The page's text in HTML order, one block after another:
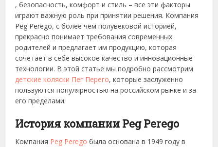
, безопасность, комфорт и стиль – все эти факторы
играют важную роль при принятии решения. Компания
Peg Perego, с более чем полувековой историей,
прекрасно понимает требования современных
родителей и предлагает им продукцию, которая
сочетает в себе высокое качество и инновационные
технологии. В этой статье мы подробно рассмотрим
детские коляски Пег Перего, которые заслуженно
пользуются популярностью на российском рынке и за
его пределами.
История компании Peg Perego
Компания Peg Perego была основана в 1949 году в